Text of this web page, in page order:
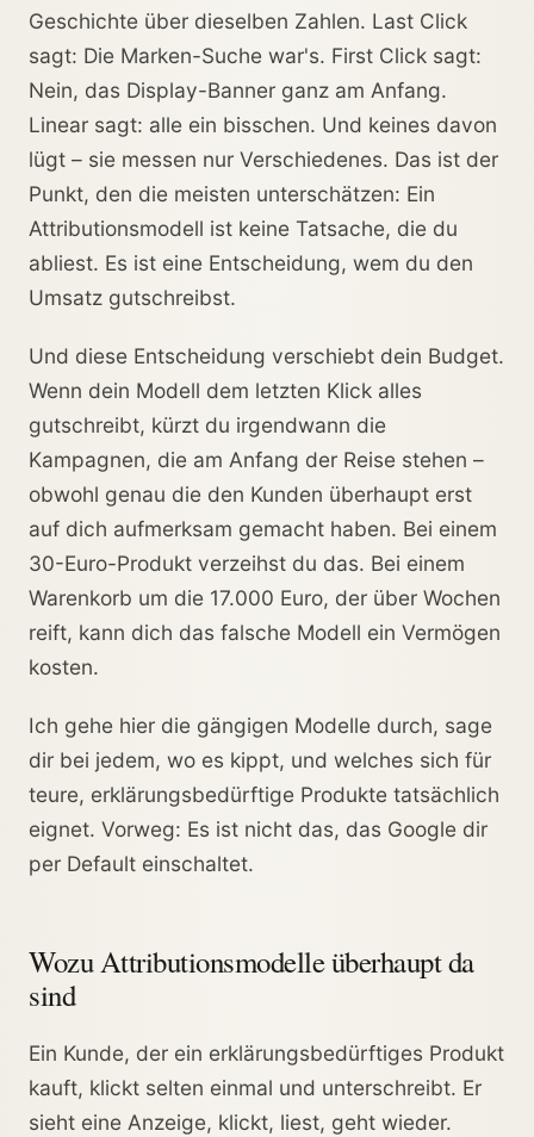
Geschichte über dieselben Zahlen. Last Click
sagt: Die Marken-Suche war's. First Click sagt:
Nein, das Display-Banner ganz am Anfang.
Linear sagt: alle ein bisschen. Und keines davon
lügt – sie messen nur Verschiedenes. Das ist der
Punkt, den die meisten unterschätzen: Ein
Attributionsmodell ist keine Tatsache, die du
abliest. Es ist eine Entscheidung, wem du den
Umsatz gutschreibst.
Und diese Entscheidung verschiebt dein Budget.
Wenn dein Modell dem letzten Klick alles
gutschreibt, kürzt du irgendwann die
Kampagnen, die am Anfang der Reise stehen –
obwohl genau die den Kunden überhaupt erst
auf dich aufmerksam gemacht haben. Bei einem
30-Euro-Produkt verzeihst du das. Bei einem
Warenkorb um die 17.000 Euro, der über Wochen
reift, kann dich das falsche Modell ein Vermögen
kosten.
Ich gehe hier die gängigen Modelle durch, sage
dir bei jedem, wo es kippt, und welches sich für
teure, erklärungsbedürftige Produkte tatsächlich
eignet. Vorweg: Es ist nicht das, das Google dir
per Default einschaltet.
Wozu Attributionsmodelle überhaupt da
sind
Ein Kunde, der ein erklärungsbedürftiges Produkt
kauft, klickt selten einmal und unterschreibt. Er
sieht eine Anzeige, klickt, liest, geht wieder.